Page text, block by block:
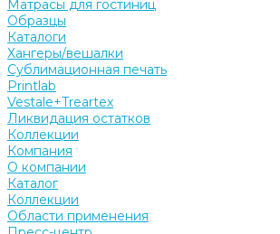
Матрасы для гостиниц
Образцы
Каталоги
Хангеры/вешалки
Сублимационная печать
Printlab
Vestale+Treartex
Ликвидация остатков
Коллекции
Компания
О компании
Каталог
Коллекции
Области применения